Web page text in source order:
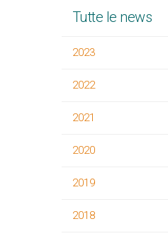
Tutte le news
2023
2022
2021
2020
2019
2018